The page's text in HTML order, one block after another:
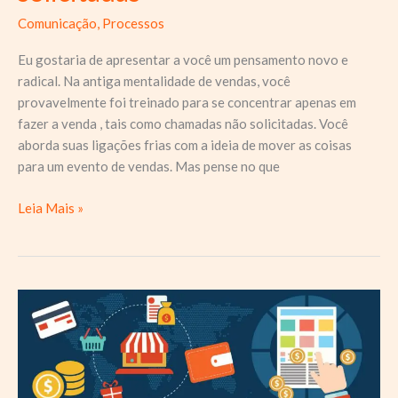
Comunicação, Processos
Eu gostaria de apresentar a você um pensamento novo e
radical. Na antiga mentalidade de vendas, você
provavelmente foi treinado para se concentrar apenas em
fazer a venda , tais como chamadas não solicitadas. Você
aborda suas ligações frias com a ideia de mover as coisas
para um evento de vendas. Mas pense no que
Confiar
que
vender
chamadas
não
Leia Mais »